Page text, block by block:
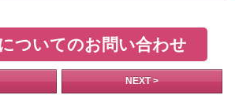
ついてのお問い合わせ
NEXT >